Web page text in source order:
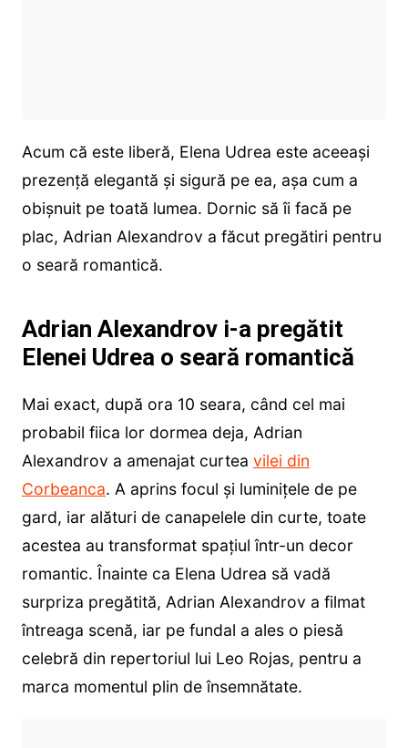
Acum că este liberă, Elena Udrea este aceeași
prezență elegantă și sigură pe ea, așa cum a
obișnuit pe toată lumea. Dornic să îi facă pe
plac, Adrian Alexandrov a făcut pregătiri pentru
o seară romantică.
Adrian Alexandrov i-a pregătit
Elenei Udrea o seară romantică
Mai exact, după ora 10 seara, când cel mai
probabil fiica lor dormea deja, Adrian
Alexandrov a amenajat curtea vilei din
Corbeanca. A aprins focul și luminițele de pe
gard, iar alături de canapelele din curte, toate
acestea au transformat spațiul într-un decor
romantic. Înainte ca Elena Udrea să vadă
surpriza pregătită, Adrian Alexandrov a filmat
întreaga scenă, iar pe fundal a ales o piesă
celebră din repertoriul lui Leo Rojas, pentru a
marca momentul plin de însemnătate.